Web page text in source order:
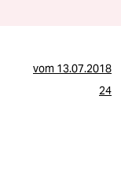
vom 13.07.2018
24